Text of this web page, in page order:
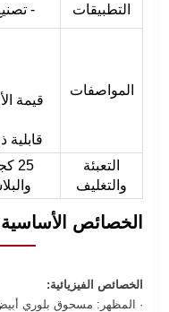
التطبيقات
-
المواصفات
قابلية
التعبئة
والتغليف
الخصائص الأساسية
الخصائص الفيزيائية:
· المظهر: مسحوق بلوري